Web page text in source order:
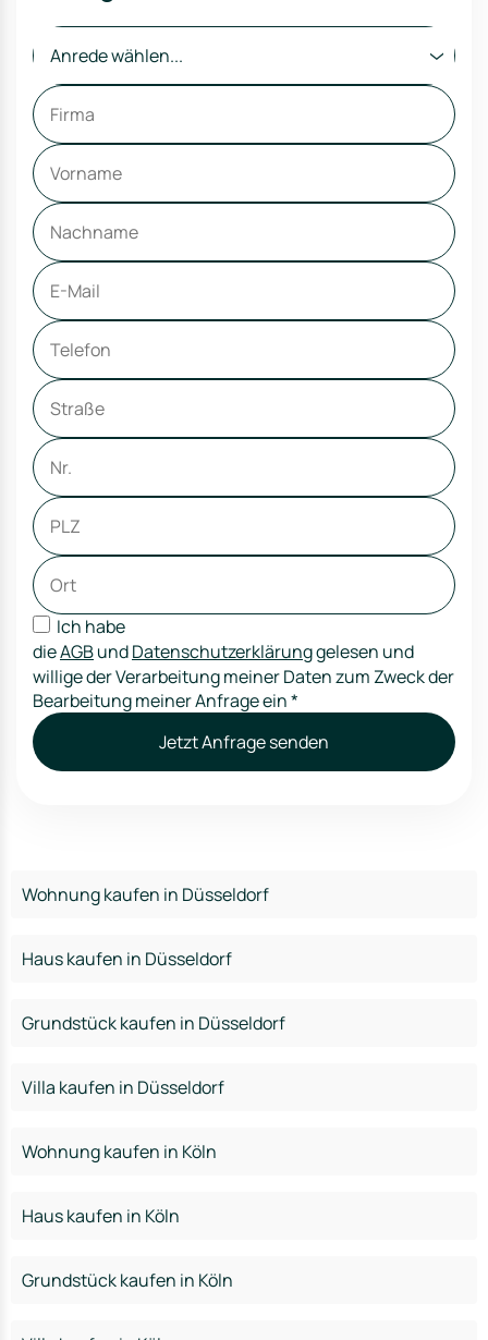
Anrede wählen...
Ich habe
dieAGBundDatenschutzerklärunggelesen und
willige der Verarbeitung meiner Daten zum Zweck der
Bearbeitung meiner Anfrage ein*
Jetzt Anfrage senden
Wohnung kaufen in Düsseldorf
Haus kaufen in Düsseldorf
Grundstück kaufen in Düsseldorf
Villa kaufen in Düsseldorf
Wohnung kaufen in Köln
Haus kaufen in Köln
Grundstück kaufen in Köln